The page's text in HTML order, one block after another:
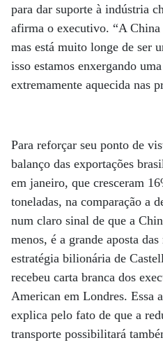
para dar suporte à indústria
afirma o executivo. “A China
mas está muito longe de ser
isso estamos enxergando
extremamente aquecida nas
Para reforçar seu ponto de
balanço das exportações
em janeiro, que cresceram
toneladas, na comparação a
num claro sinal de que a
menos, é a grande aposta
estratégia bilionária de
recebeu carta branca dos
American em Londres. Essa
explica pelo fato de que a
transporte possibilitará